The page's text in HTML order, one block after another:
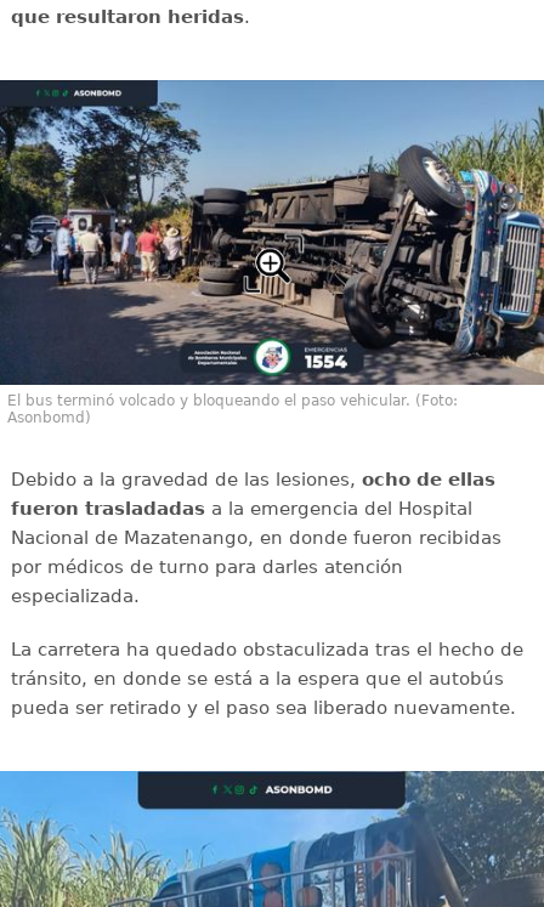
que resultaron heridas.
El bus terminó volcado y bloqueando el paso vehicular. (Foto:
Asonbomd)
Debido a la gravedad de las lesiones, ocho de ellas
fueron trasladadasa la emergencia del Hospital
Nacional de Mazatenango, en donde fueron recibidas
por médicos de turno para darles atención
especializada.
La carretera ha quedado obstaculizada tras el hecho de
tránsito, en donde se está a la espera que el autobús
pueda ser retirado y el paso sea liberado nuevamente.